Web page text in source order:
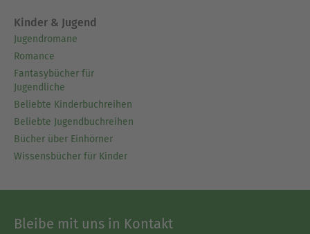
Kinder & Jugend
Jugendromane
Romance
Fantasybücher für
Jugendliche
Beliebte Kinderbuchreihen
Beliebte Jugendbuchreihen
Bücher über Einhörner
Wissensbücher für Kinder
Bleibe mit uns in Kontakt